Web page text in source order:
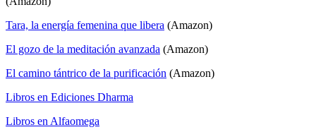
Tara, la energía femenina que libera (Amazon)
El gozo de la meditación avanzada (Amazon)
El camino tántrico de la purificación (Amazon)
Libros en Ediciones Dharma
Libros en Alfaomega